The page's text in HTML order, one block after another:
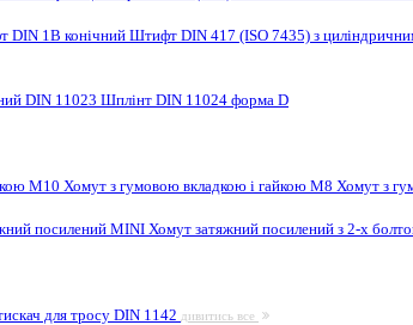
DIN 1B конічний Штифт DIN 417 (ISO 7435) з
DIN 11023 Шплінт DIN 11024 форма D
M10 Хомут з гумовою вкладкою і гайкою M8 Хомут з
посилений MINI Хомут затяжний посилений з 2-х
для тросу DIN 1142 дивитись все